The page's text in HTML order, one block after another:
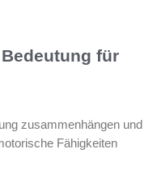
für
zusammenhängen und
Fähigkeiten